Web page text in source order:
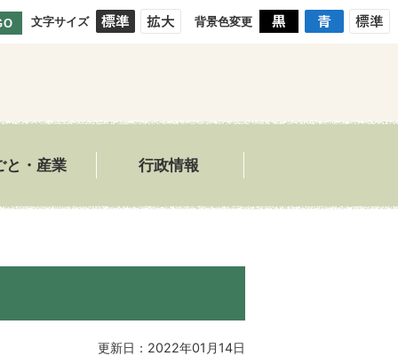
文字サイズ 背景色変更
と・産業 行政情報
更新日：2022年01月14日